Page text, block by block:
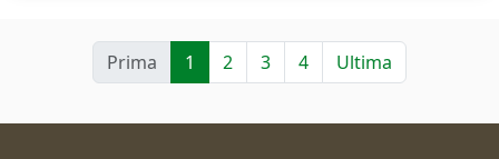
Prima 1 2 3 4 Ultima